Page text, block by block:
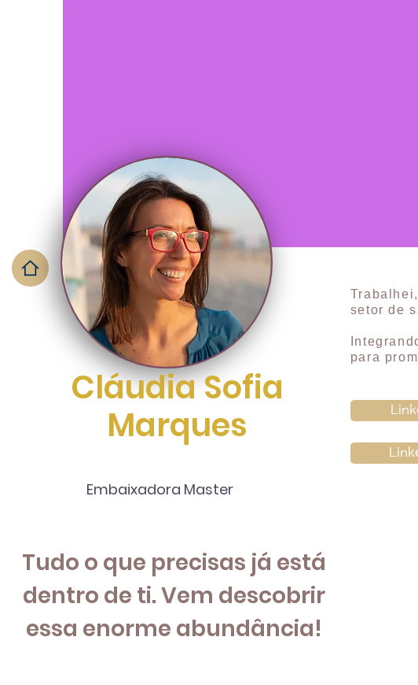
Cláudia Sofia
Marques
Embaixadora Master
Tudo o que precisas já está
dentro de ti. Vem descobrir
essa enorme abundância!
setor de
para